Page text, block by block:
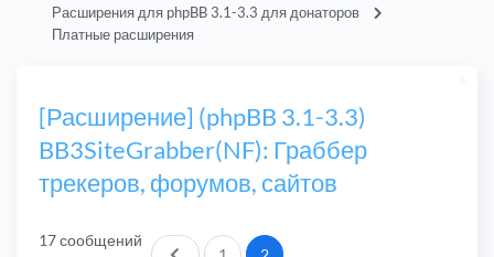
Расширения для phpBB 3.1-3.3 для донаторов
Платные расширения
[Расширение] (phpBB 3.1-3.3)
BB3SiteGrabber(NF): Граббер
трекеров, форумов, сайтов
17 сообщений